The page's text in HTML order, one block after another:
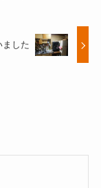
ました